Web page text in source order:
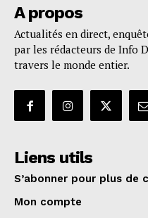
A propos
Actualités en direct,
par les rédacteurs de Info
travers le monde entier.
Liens utils
S’abonner pour plus de
Mon compte